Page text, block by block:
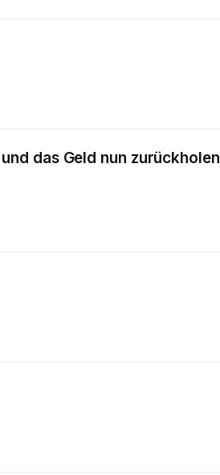
das Geld nun zurückholen